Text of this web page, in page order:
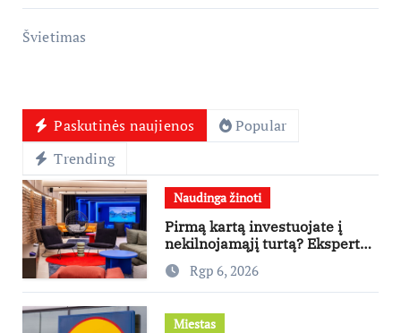
Švietimas
Paskutinės naujienos
Popular
Trending
Naudinga žinoti
Pirmą kartą investuojate į
nekilnojamąjį turtą? Ekspertas
pataria, kaip pasirinkti būstą,
kuris generuos grąžą
Rgp 6, 2026
Miestas